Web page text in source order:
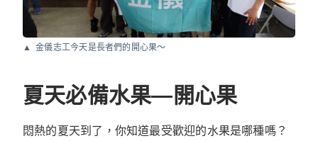
金儀志工今天是長者們的開心果～
夏天必備水果—開心果
悶熱的夏天到了，你知道最受歡迎的水果是哪種嗎？